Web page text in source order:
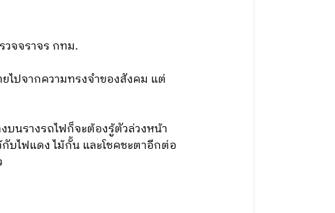
วจจราจร กทม.
ไปจากความทรงจําของสังคม แต่
นรางรถไฟก็จะต้องรู้ตัวล่วงหน้า
บไฟแดง ไม้กั้น และโชคชะตาอีกต่อ